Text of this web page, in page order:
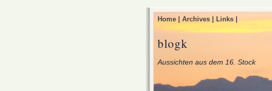
Home | Archives | Links |
blogk
Aussichten aus dem 16. Stock